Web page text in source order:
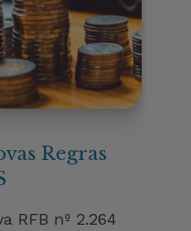
Regras
RFB nº 2.264